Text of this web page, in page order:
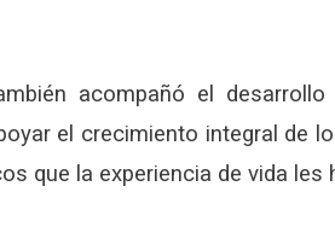
acompañó el
el crecimiento integral de
que la experiencia de vida les